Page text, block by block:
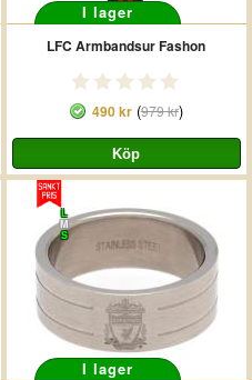
I lager
LFC Armbandsur Fashon
490 kr(979 kr)
L
M
S
I lager